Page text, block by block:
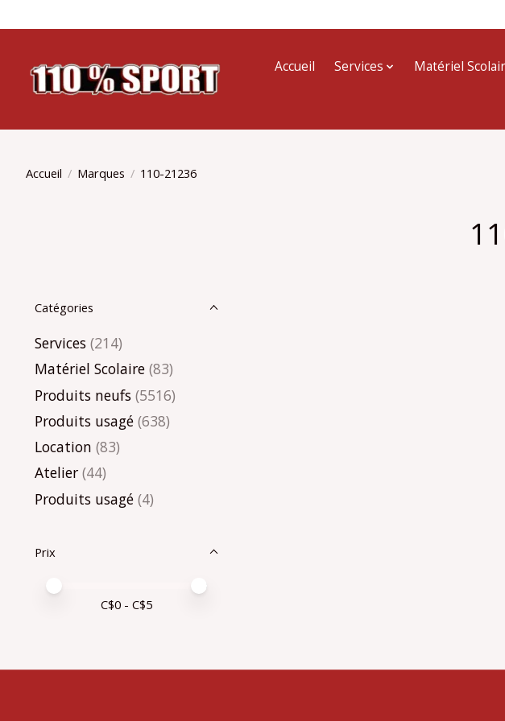
Accueil Services Matériel
Accueil / Marques / 110-21236
Catégories
Services (214)
Matériel Scolaire (83)
Produits neufs (5516)
Produits usagé (638)
Location (83)
Atelier (44)
Produits usagé (4)
Prix
Prix minimum
Price maximum value
C$0 - C$5